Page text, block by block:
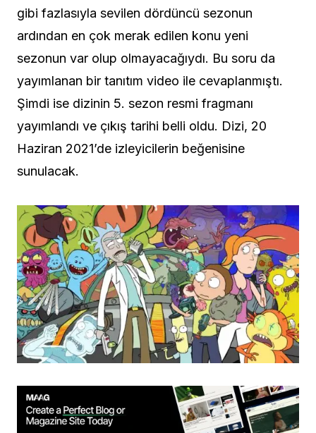
gibi fazlasıyla sevilen dördüncü sezonun
ardından en çok merak edilen konu yeni
sezonun var olup olmayacağıydı. Bu soru da
yayımlanan bir tanıtım video ile cevaplanmıştı.
Şimdi ise dizinin 5. sezon resmi fragmanı
yayımlandı ve çıkış tarihi belli oldu. Dizi, 20
Haziran 2021’de izleyicilerin beğenisine
sunulacak.